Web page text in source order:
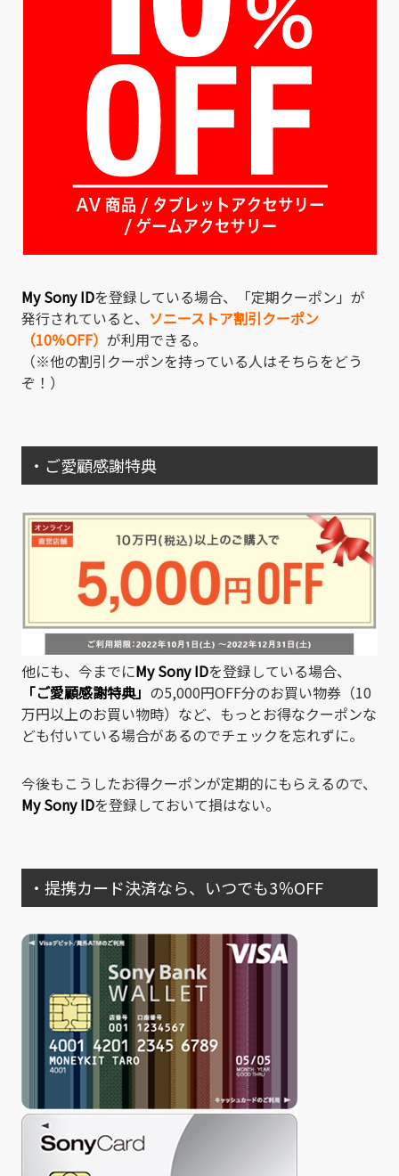
My Sony IDを登録している場合、「定期クーポン」が
発行されていると、 ソニーストア割引クーポン
（10％OFF） が利用できる。
（※他の割引クーポンを持っている人はそちらをどう
ぞ！）
・ご愛顧感謝特典
他にも、今までにMy Sony IDを登録している場合、
「ご愛顧感謝特典」 の5,000円OFF分のお買い物券（10
万円以上のお買い物時）など、もっとお得なクーポンな
ども付いている場合があるのでチェックを忘れずに。
今後もこうしたお得クーポンが定期的にもらえるので、
My Sony IDを登録しておいて損はない。
・提携カード決済なら、いつでも3％OFF